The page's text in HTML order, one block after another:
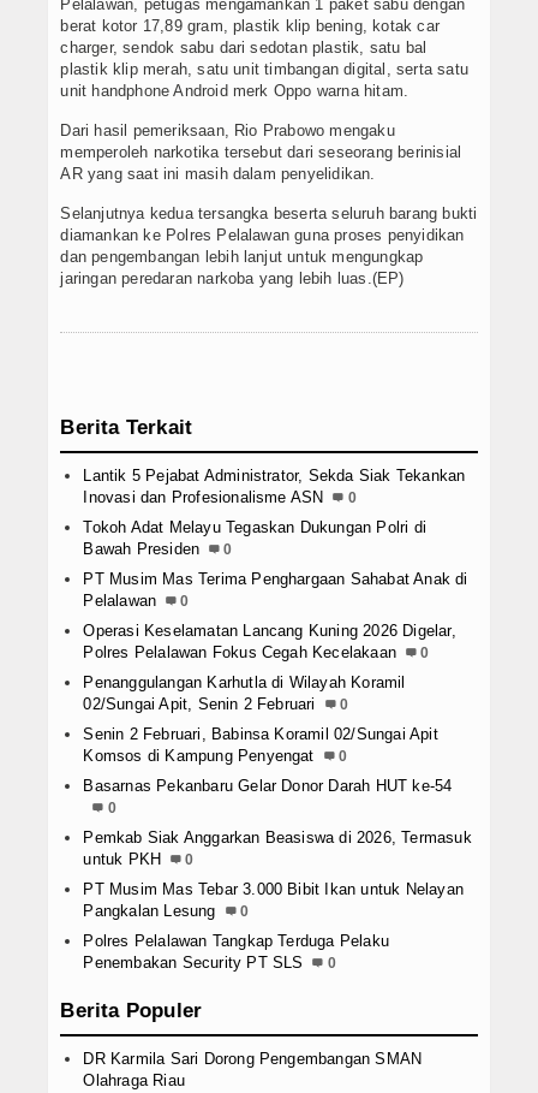
Pelalawan, petugas mengamankan 1 paket sabu dengan
berat kotor 17,89 gram, plastik klip bening, kotak car
charger, sendok sabu dari sedotan plastik, satu bal
plastik klip merah, satu unit timbangan digital, serta satu
unit handphone Android merk Oppo warna hitam.
Dari hasil pemeriksaan, Rio Prabowo mengaku
memperoleh narkotika tersebut dari seseorang berinisial
AR yang saat ini masih dalam penyelidikan.
Selanjutnya kedua tersangka beserta seluruh barang bukti
diamankan ke Polres Pelalawan guna proses penyidikan
dan pengembangan lebih lanjut untuk mengungkap
jaringan peredaran narkoba yang lebih luas.(EP)
Berita Terkait
Lantik 5 Pejabat Administrator, Sekda Siak Tekankan
Inovasi dan Profesionalisme ASN
0
Tokoh Adat Melayu Tegaskan Dukungan Polri di
Bawah Presiden
0
PT Musim Mas Terima Penghargaan Sahabat Anak di
Pelalawan
0
Operasi Keselamatan Lancang Kuning 2026 Digelar,
Polres Pelalawan Fokus Cegah Kecelakaan
0
Penanggulangan Karhutla di Wilayah Koramil
02/Sungai Apit, Senin 2 Februari
0
Senin 2 Februari, Babinsa Koramil 02/Sungai Apit
Komsos di Kampung Penyengat
0
Basarnas Pekanbaru Gelar Donor Darah HUT ke-54
0
Pemkab Siak Anggarkan Beasiswa di 2026, Termasuk
untuk PKH
0
PT Musim Mas Tebar 3.000 Bibit Ikan untuk Nelayan
Pangkalan Lesung
0
Polres Pelalawan Tangkap Terduga Pelaku
Penembakan Security PT SLS
0
Berita Populer
DR Karmila Sari Dorong Pengembangan SMAN
Olahraga Riau